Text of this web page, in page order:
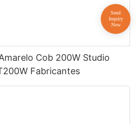
Cob 200W Studio
Fabricantes